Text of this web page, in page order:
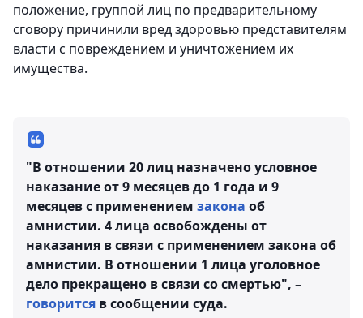
положение, группой лиц по предварительному
сговору причинили вред здоровью представителям
власти с повреждением и уничтожением их
имущества.
"В отношении 20 лиц назначено условное
наказание от 9 месяцев до 1 года и 9
месяцев с применением закона об
амнистии. 4 лица освобождены от
наказания в связи с применением закона об
амнистии. В отношении 1 лица уголовное
дело прекращено в связи со смертью", –
говорится в сообщении суда.